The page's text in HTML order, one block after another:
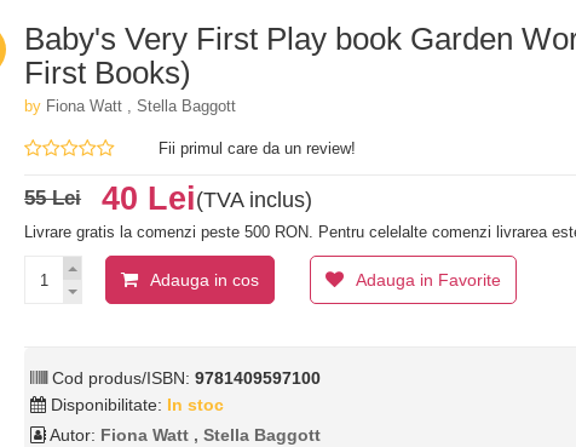
Baby's Very First Play book Garden
First Books)
by Fiona Watt , Stella Baggott
Fii primul care da un review!
55 Lei 40 Lei(TVA inclus)
Livrare gratis la comenzi peste 500 RON. Pentru celelalte comenzi livrarea
Adauga in cos Adauga in Favorite
Cod produs/ISBN:9781409597100
Disponibilitate: In stoc
Autor: Fiona Watt , Stella Baggott